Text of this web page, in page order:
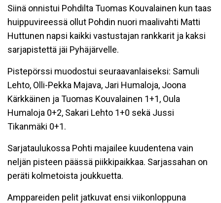
Siinä onnistui Pohdilta Tuomas Kouvalainen kun taas
huippuvireessä ollut Pohdin nuori maalivahti Matti
Huttunen napsi kaikki vastustajan rankkarit ja kaksi
sarjapistettä jäi Pyhäjärvelle.
Pistepörssi muodostui seuraavanlaiseksi: Samuli
Lehto, Olli-Pekka Majava, Jari Humaloja, Joona
Kärkkäinen ja Tuomas Kouvalainen 1+1, Oula
Humaloja 0+2, Sakari Lehto 1+0 sekä Jussi
Tikanmäki 0+1.
Sarjataulukossa Pohti majailee kuudentena vain
neljän pisteen päässä piikkipaikkaa. Sarjassahan on
peräti kolmetoista joukkuetta.
Amppareiden pelit jatkuvat ensi viikonloppuna